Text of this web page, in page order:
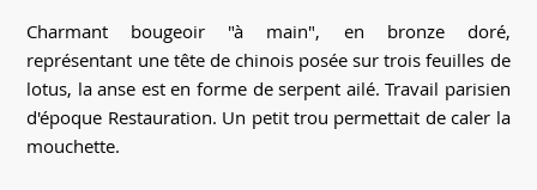
Charmant bougeoir "à main", en bronze doré,
représentant une tête de chinois posée sur trois feuilles de
lotus, la anse est en forme de serpent ailé. Travail parisien
d'époque Restauration. Un petit trou permettait de caler la
mouchette.